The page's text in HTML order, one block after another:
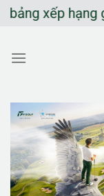
Chuyển
dung
xếp hạng